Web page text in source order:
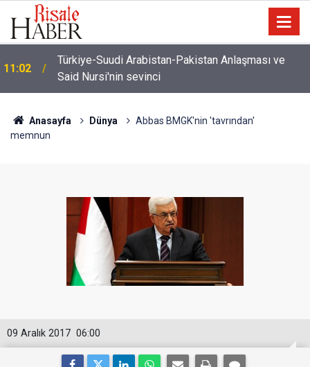
10:22
İmamdan, hutbe sırasında telefonla oynayan
cemaate tepki: Aşağı ineceğim!
Anasayfa Dünya
Abbas BMGK'nin 'tavrından'
memnun
06:00
09 Aralık 2017